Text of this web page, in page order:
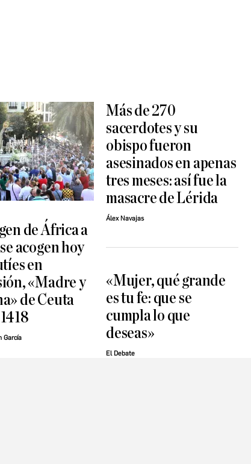
de África a
acogen hoy
en
«Madre y
de Ceuta
García
Más de 270
sacerdotes y su
obispo fueron
asesinados en apenas
tres meses: así fue la
masacre de Lérida
Álex Navajas
«Mujer, qué grande
es tu fe: que se
cumpla lo que
deseas»
El Debate